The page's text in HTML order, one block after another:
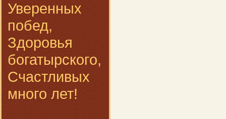
Уверенных
побед,
Здоровья
богатырского,
Счастливых
много лет!